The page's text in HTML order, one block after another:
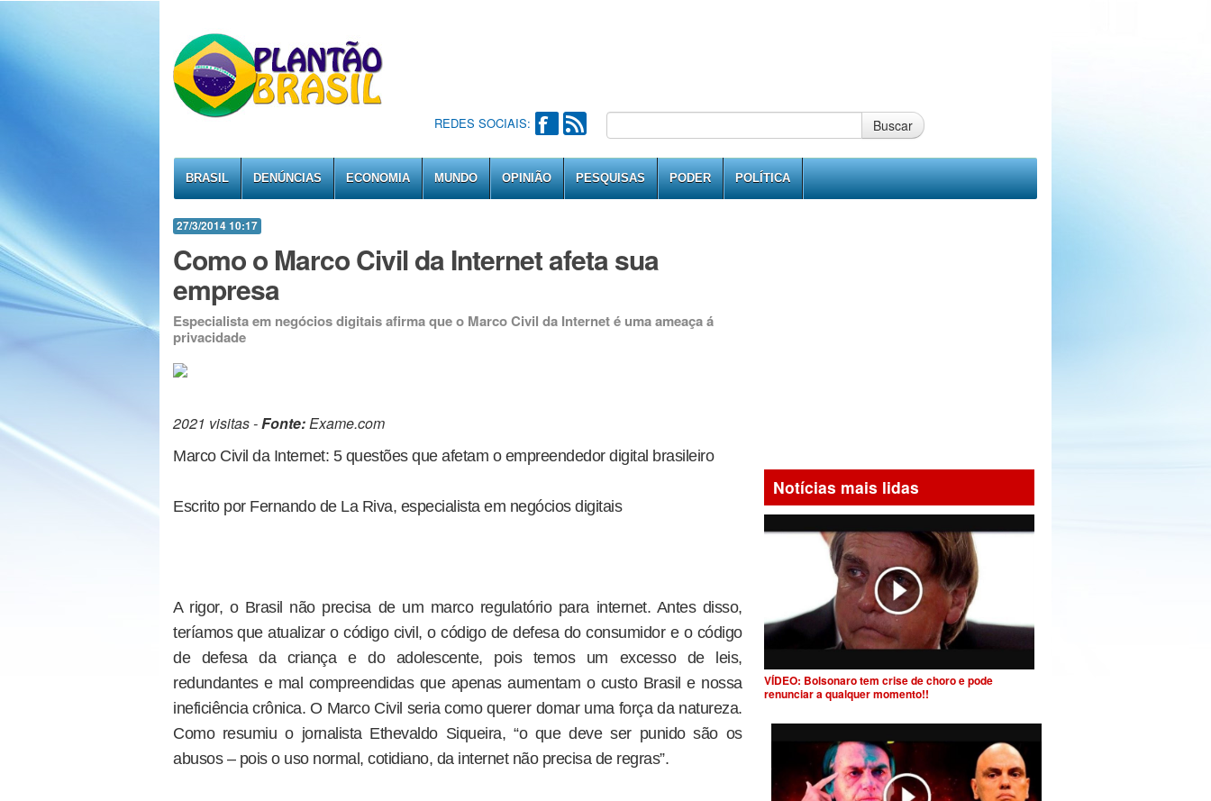
REDES SOCIAIS: Buscar
BRASIL DENÚNCIAS ECONOMIA MUNDO OPINIÃO PESQUISAS PODER POLÍTICA
27/3/2014 10:17
Como o Marco Civil da Internet afeta sua
empresa
Especialista em negócios digitais afirma que o Marco Civil da Internet é uma ameaça á
privacidade
2021 visitas -Fonte:Exame.com
Marco Civil da Internet: 5 questões que afetam o empreendedor digital brasileiro
Escrito por Fernando de La Riva, especialista em negócios digitais
A rigor, o Brasil não precisa de um marco regulatório para internet. Antes disso,
teríamos que atualizar o código civil, o código de defesa do consumidor e o código
de defesa da criança e do adolescente, pois temos um excesso de leis,
redundantes e mal compreendidas que apenas aumentam o custo Brasil e nossa
ineficiência crônica. O Marco Civil seria como querer domar uma força da natureza.
Como resumiu o jornalista Ethevaldo Siqueira, “o que deve ser punido são os
abusos – pois o uso normal, cotidiano, da internet não precisa de regras”.
Notícias mais lidas
VÍDEO: Bolsonaro tem crise de choro e pode
renunciar a qualquer momento!!